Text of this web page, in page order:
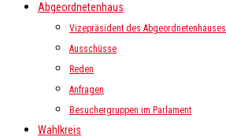
Abgeordnetenhaus
Vizepräsident des Abgeordnetenhauses
Ausschüsse
Reden
Anfragen
Besuchergruppen im Parlament
Wahlkreis